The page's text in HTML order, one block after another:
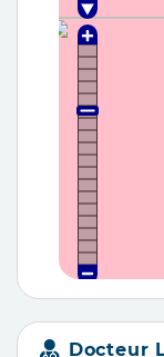
Docteur